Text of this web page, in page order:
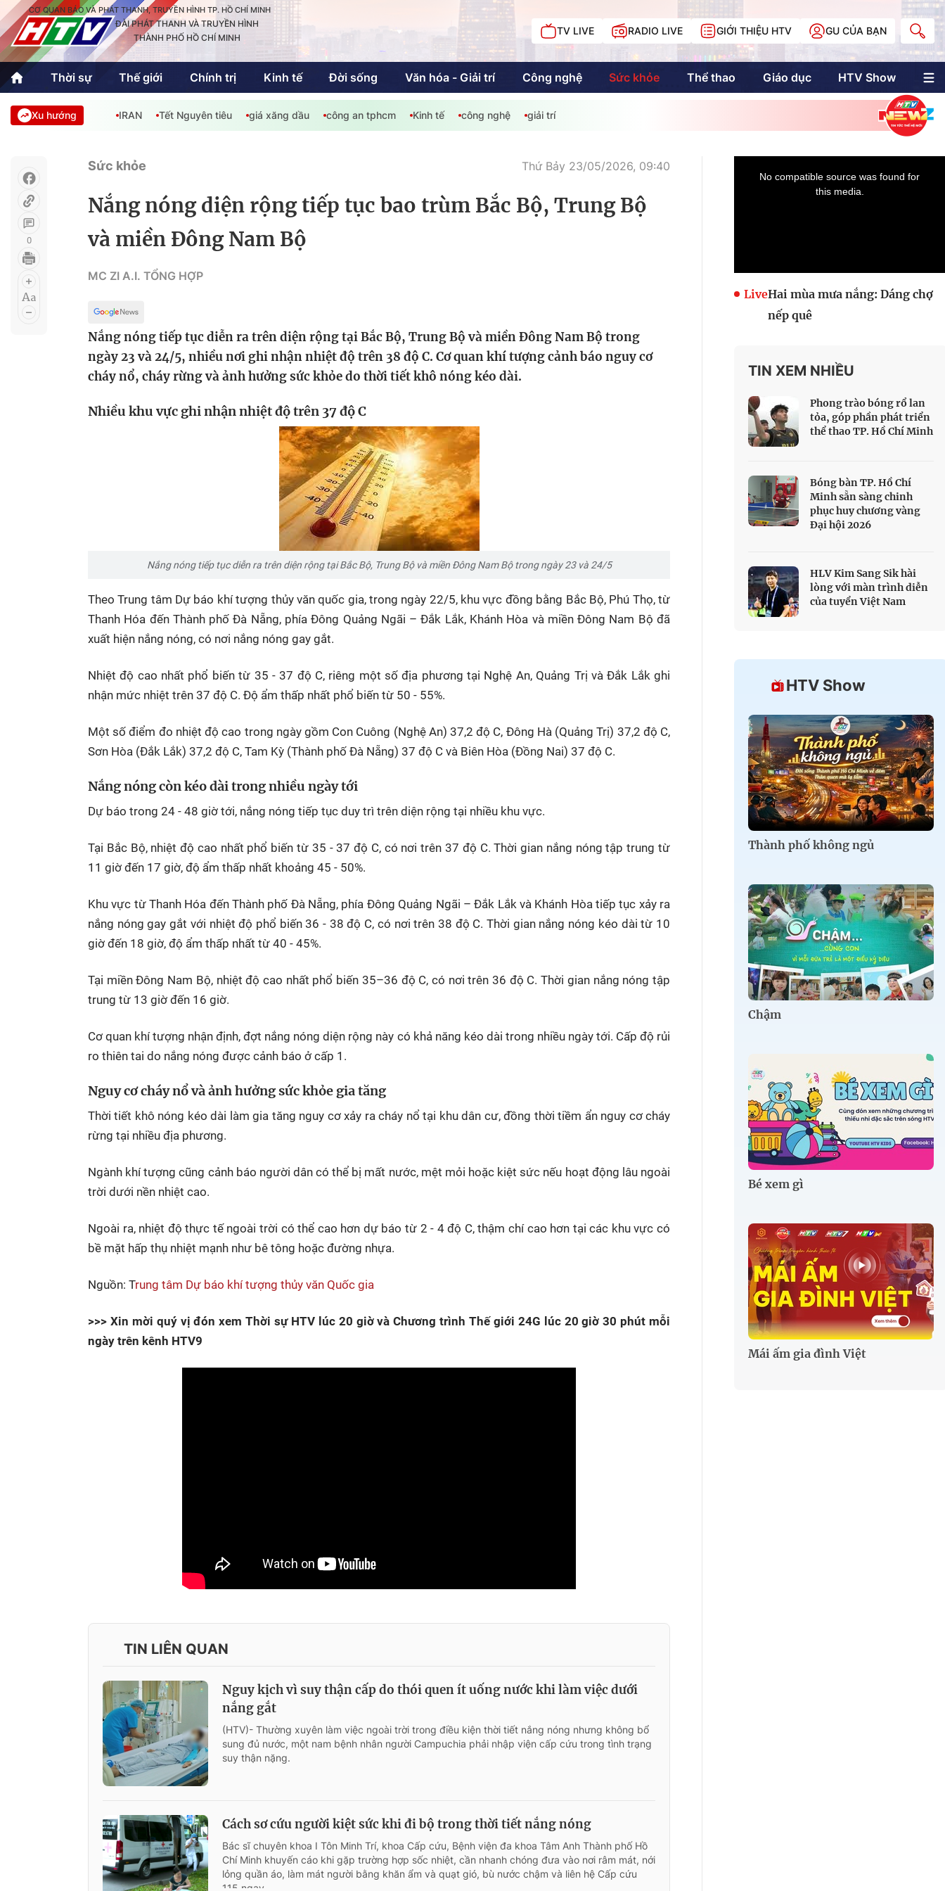
CƠ QUAN BÁO VÀ PHÁT THANH, TRUYỀN HÌNH TP. HỒ CHÍ MINH
ĐÀI PHÁT THANH VÀ TRUYỀN HÌNH
THÀNH PHỐ HỒ CHÍ MINH
TV LIVE RADIO LIVE GIỚI THIỆU HTV GU CỦA BẠN
Thời sự Thế giới Chính trị Kinh tế Đời sống Văn hóa - Giải trí Công nghệ Sức khỏe Thể thao Giáo dục HTV Show
Thời sự
Thể thao
Quốc tế
Văn hóa - Giải trí
Giáo dục Kinh tế
An Sinh
Công nghệ
Không gian văn hóa
Hồ Chí Minh
Thành phố không
ngủ
Bé xem gì
Mái ấm gia đình
Các show khác
Các chương trình
Phim truyền hình
Phim tài liệu
Made By Vietnam
Ngày hội HTV
Cuộc đua xe đạp
Multimedia
Multiform
Doanh nhân Sài
Gòn
Xu hướng IRAN Tết Nguyên tiêu giá xăng dầu công an tphcm Kinh tế công nghệ giải trí
0
Sức khỏe Thứ Bảy 23/05/2026, 09:40
Nắng nóng diện rộng tiếp tục bao trùm Bắc Bộ, Trung Bộ
và miền Đông Nam Bộ
MC ZI A.I. TỔNG HỢP
Nắng nóng tiếp tục diễn ra trên diện rộng tại Bắc Bộ, Trung Bộ và miền Đông Nam Bộ trong
ngày 23 và 24/5, nhiều nơi ghi nhận nhiệt độ trên 38 độ C. Cơ quan khí tượng cảnh báo nguy cơ
cháy nổ, cháy rừng và ảnh hưởng sức khỏe do thời tiết khô nóng kéo dài.
Nhiều khu vực ghi nhận nhiệt độ trên 37 độ C
Nắng nóng tiếp tục diễn ra trên diện rộng tại Bắc Bộ, Trung Bộ và miền Đông Nam Bộ trong ngày 23 và 24/5
Theo Trung tâm Dự báo khí tượng thủy văn quốc gia, trong ngày 22/5, khu vực đồng bằng Bắc Bộ, Phú Thọ, từ
Thanh Hóa đến Thành phố Đà Nẵng, phía Đông Quảng Ngãi – Đắk Lắk, Khánh Hòa và miền Đông Nam Bộ đã
xuất hiện nắng nóng, có nơi nắng nóng gay gắt.
Nhiệt độ cao nhất phổ biến từ 35 - 37 độ C, riêng một số địa phương tại Nghệ An, Quảng Trị và Đắk Lắk ghi
nhận mức nhiệt trên 37 độ C. Độ ẩm thấp nhất phổ biến từ 50 - 55%.
Một số điểm đo nhiệt độ cao trong ngày gồm Con Cuông (Nghệ An) 37,2 độ C, Đông Hà (Quảng Trị) 37,2 độ C,
Sơn Hòa (Đắk Lắk) 37,2 độ C, Tam Kỳ (Thành phố Đà Nẵng) 37 độ C và Biên Hòa (Đồng Nai) 37 độ C.
Nắng nóng còn kéo dài trong nhiều ngày tới
Dự báo trong 24 - 48 giờ tới, nắng nóng tiếp tục duy trì trên diện rộng tại nhiều khu vực.
Tại Bắc Bộ, nhiệt độ cao nhất phổ biến từ 35 - 37 độ C, có nơi trên 37 độ C. Thời gian nắng nóng tập trung từ
11 giờ đến 17 giờ, độ ẩm thấp nhất khoảng 45 - 50%.
Khu vực từ Thanh Hóa đến Thành phố Đà Nẵng, phía Đông Quảng Ngãi – Đắk Lắk và Khánh Hòa tiếp tục xảy ra
nắng nóng gay gắt với nhiệt độ phổ biến 36 - 38 độ C, có nơi trên 38 độ C. Thời gian nắng nóng kéo dài từ 10
giờ đến 18 giờ, độ ẩm thấp nhất từ 40 - 45%.
Tại miền Đông Nam Bộ, nhiệt độ cao nhất phổ biến 35–36 độ C, có nơi trên 36 độ C. Thời gian nắng nóng tập
trung từ 13 giờ đến 16 giờ.
Cơ quan khí tượng nhận định, đợt nắng nóng diện rộng này có khả năng kéo dài trong nhiều ngày tới. Cấp độ rủi
ro thiên tai do nắng nóng được cảnh báo ở cấp 1.
Nguy cơ cháy nổ và ảnh hưởng sức khỏe gia tăng
Thời tiết khô nóng kéo dài làm gia tăng nguy cơ xảy ra cháy nổ tại khu dân cư, đồng thời tiềm ẩn nguy cơ cháy
rừng tại nhiều địa phương.
Ngành khí tượng cũng cảnh báo người dân có thể bị mất nước, mệt mỏi hoặc kiệt sức nếu hoạt động lâu ngoài
trời dưới nền nhiệt cao.
Ngoài ra, nhiệt độ thực tế ngoài trời có thể cao hơn dự báo từ 2 - 4 độ C, thậm chí cao hơn tại các khu vực có
bề mặt hấp thụ nhiệt mạnh như bê tông hoặc đường nhựa.
Nguồn: Trung tâm Dự báo khí tượng thủy văn Quốc gia
>>> Xin mời quý vị đón xem Thời sự HTV lúc 20 giờ và Chương trình Thế giới 24G lúc 20 giờ 30 phút mỗi
ngày trên kênh HTV9
TIN LIÊN QUAN
Nguy kịch vì suy thận cấp do thói quen ít uống nước khi làm việc dưới
nắng gắt
(HTV)- Thường xuyên làm việc ngoài trời trong điều kiện thời tiết nắng nóng nhưng không bổ
sung đủ nước, một nam bệnh nhân người Campuchia phải nhập viện cấp cứu trong tình trạng
suy thận nặng.
Cách sơ cứu người kiệt sức khi đi bộ trong thời tiết nắng nóng
Bác sĩ chuyên khoa I Tôn Minh Trí, khoa Cấp cứu, Bệnh viện đa khoa Tâm Anh Thành phố Hồ
Chí Minh khuyến cáo khi gặp trường hợp sốc nhiệt, cần nhanh chóng đưa vào nơi râm mát, nới
lỏng quần áo, làm mát người bằng khăn ẩm và quạt gió, bù nước chậm và liên hệ Cấp cứu
115 ngay.
LiveHai mùa mưa nắng: Dáng chợ
nếp quê
TIN XEM NHIỀU
Phong trào bóng rổ lan
tỏa, góp phần phát triển
thể thao TP. Hồ Chí Minh
Bóng bàn TP. Hồ Chí
Minh sẵn sàng chinh
phục huy chương vàng
Đại hội 2026
HLV Kim Sang Sik hài
lòng với màn trình diễn
của tuyển Việt Nam
HTV Show
Thành phố không ngủ
Chậm
Bé xem gì
Mái ấm gia đình Việt